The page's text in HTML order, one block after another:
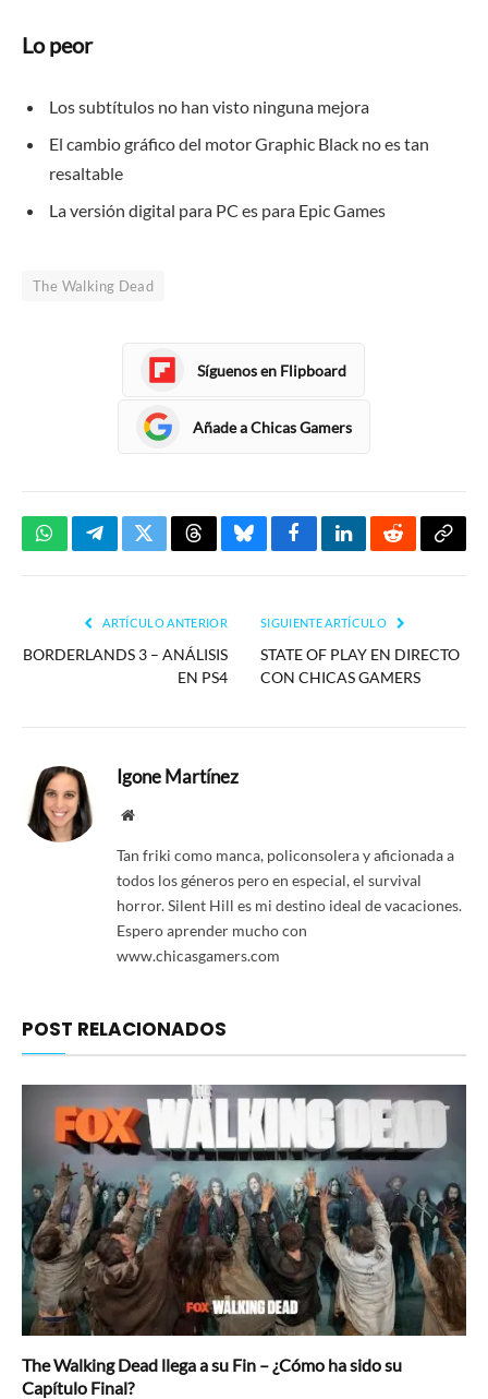
Lo peor
Los subtítulos no han visto ninguna mejora
El cambio gráfico del motor Graphic Black no es tan
resaltable
La versión digital para PC es para Epic Games
The Walking Dead
Síguenos en Flipboard
Añade a Chicas Gamers
WhatsAppTelegramTwitterThreadsBlueskyFacebookLinkedInReddit
ARTÍCULO ANTERIOR
BORDERLANDS 3 – ANÁLISIS
EN PS4
SIGUIENTE ARTÍCULO
STATE OF PLAY EN DIRECTO
CON CHICAS GAMERS
Igone Martínez
Website
Tan friki como manca, policonsolera y aficionada a
todos los géneros pero en especial, el survival
horror. Silent Hill es mi destino ideal de vacaciones.
Espero aprender mucho con
www.chicasgamers.com
POST RELACIONADOS
The Walking Dead llega a su Fin – ¿Cómo ha sido su
Capítulo Final?